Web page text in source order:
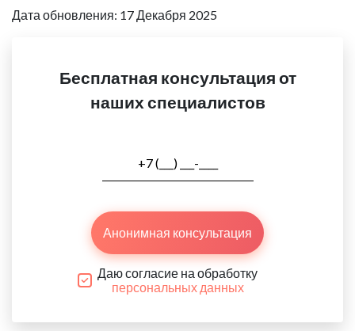
Дата обновления: 17 Декабря 2025
Бесплатная консультация от
наших специалистов
Анонимная консультация
Даю согласие на обработку
персональных данных